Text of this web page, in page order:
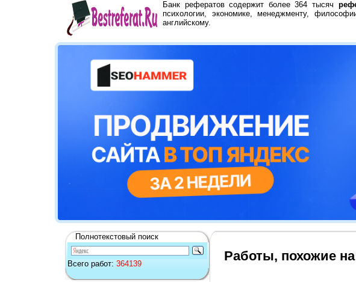
Банк рефератов содержит более 364 тысяч
психологии, экономике, менеджменту,
английскому.
Полнотекстовый поиск
Всего работ: 364139
Работы, похожие